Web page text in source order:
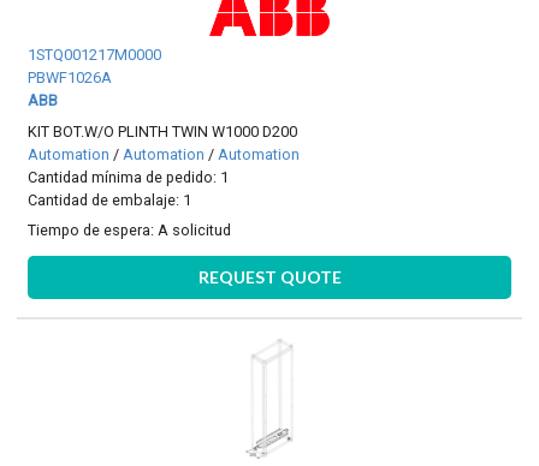
1STQ001217M0000
PBWF1026A
ABB
KIT BOT.W/O PLINTH TWIN W1000 D200
Automation / Automation / Automation
Cantidad mínima de pedido: 1
Cantidad de embalaje: 1
Tiempo de espera: A solicitud
REQUEST QUOTE